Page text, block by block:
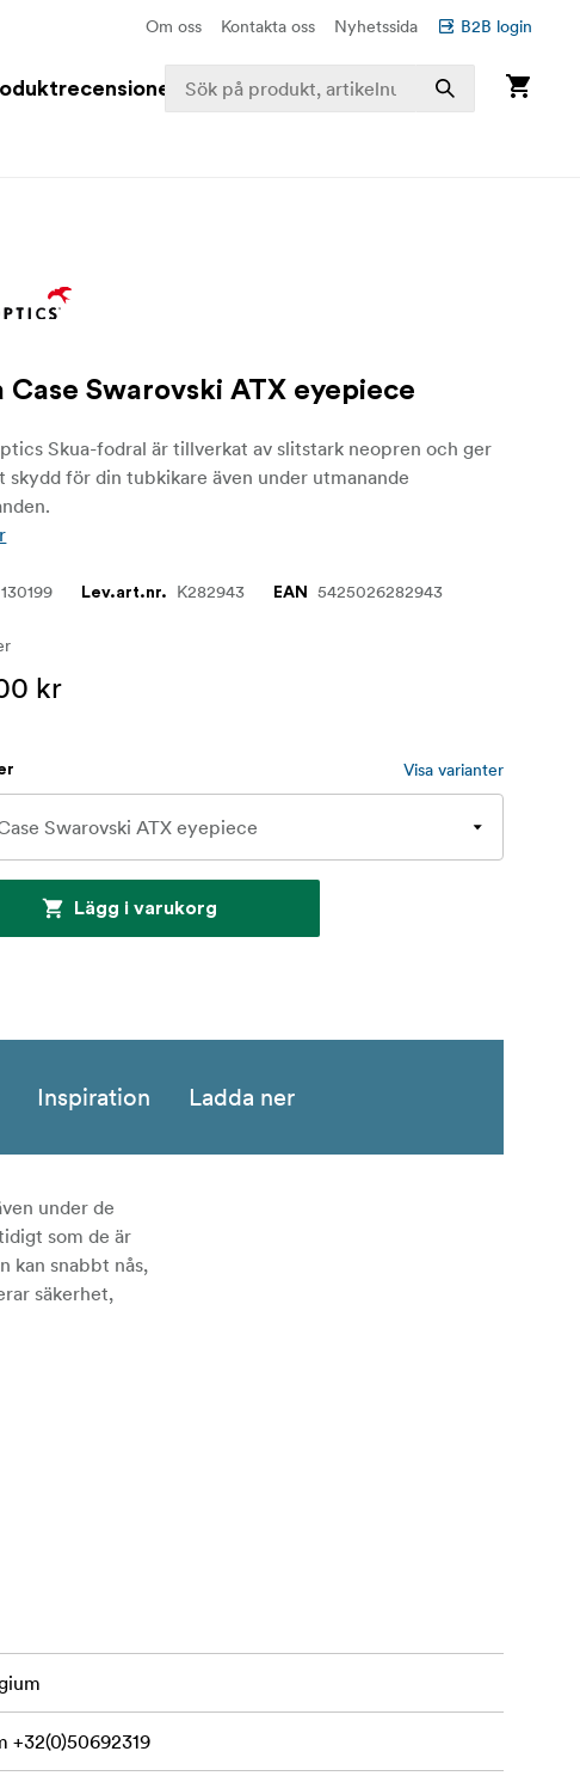
Om oss Kontakta oss Nyhetssida B2B login
Case Swarovski ATX eyepiece
Skua-fodral är tillverkat av slitstark neopren och ger
skydd för din tubkikare även under utmanande
130199 Lev.art.nr. K282943 EAN 5425026282943
kr
Visa varianter
Lägg i varukorg
Inspiration Ladda ner
under de
som de är
kan snabbt nås,
säkerhet,
+32(0)50692319